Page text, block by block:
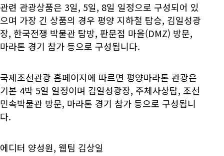
관련 관광상품은 3일, 5일, 8일 일정으로 구성되어 있
으며 가장 긴 상품의 경우 평양 지하철 탑승, 김일성광
장, 한국전쟁 박물관 탐방, 판문점 마을(DMZ) 방문,
마라톤 경기 참가 등으로 구성됩니다.
국제조선관광 홈페이지에 따르면 평양마라톤 관광은
기본 4박 5일 일정이며 김일성광장, 주체사상탑, 조선
민속박물관 방문, 마라톤 경기 참가 등으로 구성됩니
다.
에디터 양성원, 웹팀 김상일